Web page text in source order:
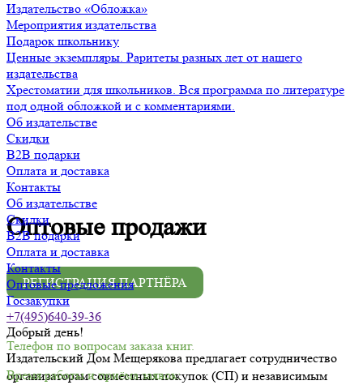
Издательство «Обложка»
Мероприятия издательства
Подарок школьнику
Ценные экземпляры. Раритеты разных лет от нашего
издательства
Хрестоматии для школьников. Вся программа по литературе
под одной обложкой и с комментариями.
Об издательстве
Скидки
B2B подарки
Оплата и доставка
Контакты
Об издательстве
Скидки
B2B подарки
Оплата и доставка
Контакты
Оптовые предложения
Госзакупки
+7(495)640-39-36
Телефон по вопросам заказа книг.
Время работы и приёма заявок:
Оптовые продажи
РЕГИСТРАЦИЯ ПАРТНЁРА
Добрый день!
Издательский Дом Мещерякова предлагает сотрудничество
организаторам совместных покупок (СП) и независимым